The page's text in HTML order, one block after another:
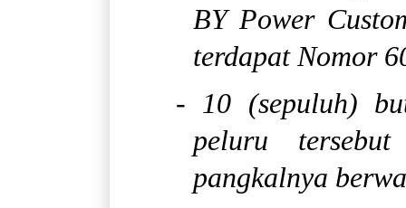
BY Power
terdapat Nomor
- 10 (sepuluh)
peluru
pangkalnya